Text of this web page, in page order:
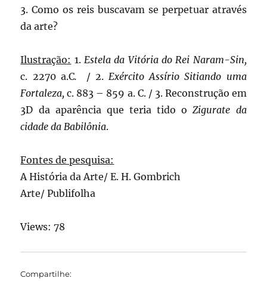
3. Como os reis buscavam se perpetuar através
da arte?
Ilustração: 1.Estela da Vitória do Rei Naram-Sin,
c. 2270 a.C. / 2.Exército Assírio Sitiando uma
Fortaleza,c. 883 – 859 a. C. / 3. Reconstrução em
3D da aparência que teria tido oZigurate da
cidade da Babilônia.
Fontes de pesquisa:
A História da Arte/ E. H. Gombrich
Arte/ Publifolha
Views: 78
Compartilhe: